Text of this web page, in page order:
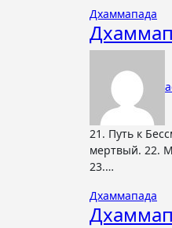
Дхаммапада
21. Путь к Бессмертным есть усердье,А беспечность – тропа к смерти,Бдительный не умирает,А беспечный уже
мертвый. 22.
23.…
Дхаммапада